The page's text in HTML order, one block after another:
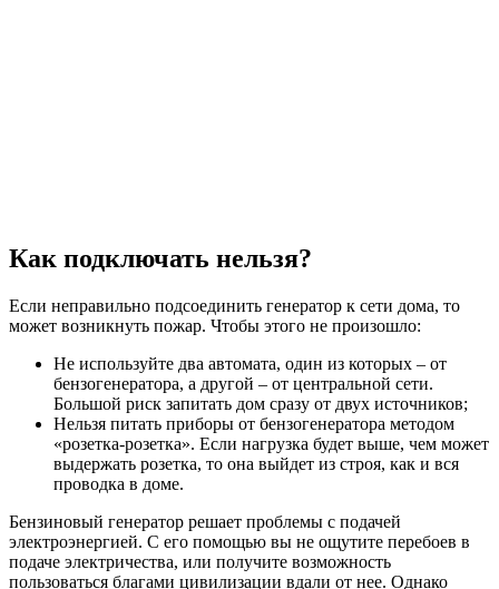
Как подключать нельзя?
Если неправильно подсоединить генератор к сети дома, то
может возникнуть пожар. Чтобы этого не произошло:
Не используйте два автомата, один из которых – от
бензогенератора, а другой – от центральной сети.
Большой риск запитать дом сразу от двух источников;
Нельзя питать приборы от бензогенератора методом
«розетка-розетка». Если нагрузка будет выше, чем может
выдержать розетка, то она выйдет из строя, как и вся
проводка в доме.
Бензиновый генератор решает проблемы с подачей
электроэнергией. С его помощью вы не ощутите перебоев в
подаче электричества, или получите возможность
пользоваться благами цивилизации вдали от нее. Однако